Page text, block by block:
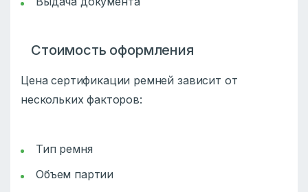
Стоимость оформления
Цена сертификации ремней зависит от
нескольких факторов:
Тип ремня
Объем партии